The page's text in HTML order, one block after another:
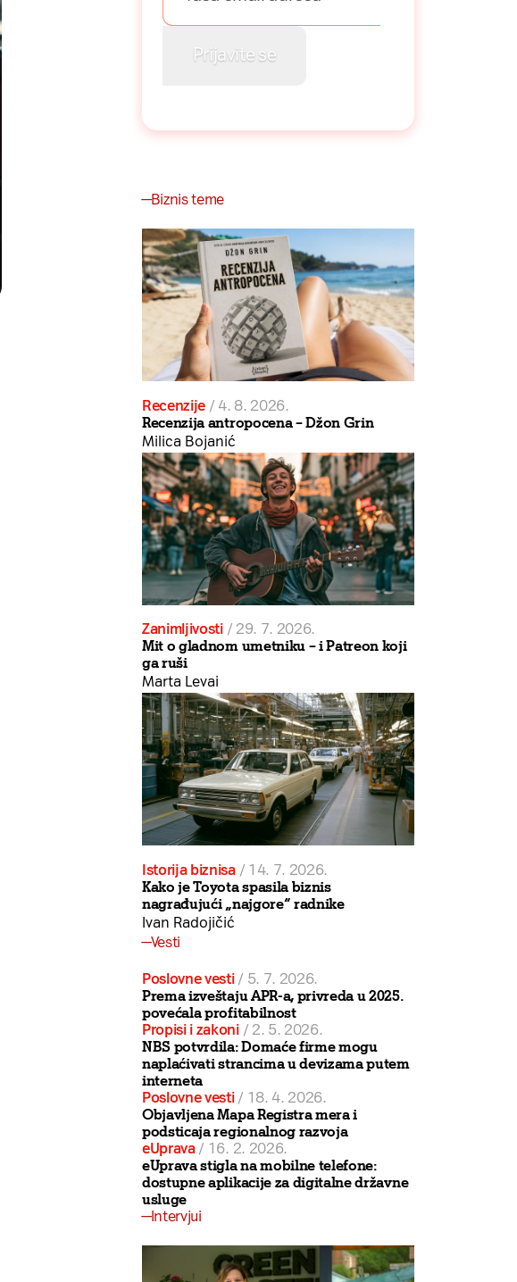
Biznis teme
Recenzije / 4. 8. 2026.
Recenzija antropocena – Džon Grin
Milica Bojanić
Zanimljivosti / 29. 7. 2026.
Mit o gladnom umetniku – i Patreon koji
ga ruši
Marta Levai
Istorija biznisa / 14. 7. 2026.
Kako je Toyota spasila biznis
nagrađujući „najgore“ radnike
Ivan Radojičić
Vesti
Poslovne vesti / 5. 7. 2026.
Prema izveštaju APR-a, privreda u 2025.
povećala profitabilnost
Propisi i zakoni / 2. 5. 2026.
NBS potvrdila: Domaće firme mogu
naplaćivati strancima u devizama putem
interneta
Poslovne vesti / 18. 4. 2026.
Objavljena Mapa Registra mera i
podsticaja regionalnog razvoja
eUprava / 16. 2. 2026.
eUprava stigla na mobilne telefone:
dostupne aplikacije za digitalne državne
usluge
Intervjui